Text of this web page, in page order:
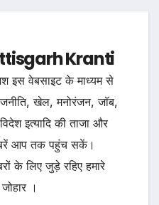
Kranti
इस वेबसाइट के माध्यम से
खेल, मनोरंजन, जॉब,
इत्यादि की ताजा और
आप तक पहुंच सकें।
के लिए जुड़े रहिए हमारे
।